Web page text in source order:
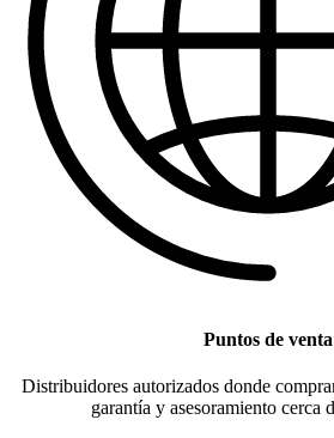
Puntos de venta
Distribuidores autorizados donde
garantía y asesoramiento cerca